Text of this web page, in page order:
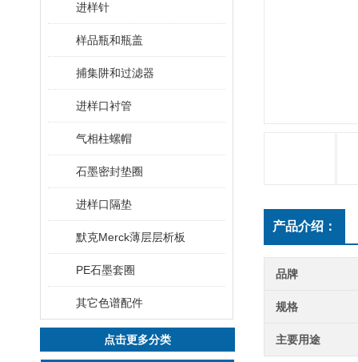
进样针
样品瓶和瓶盖
捕集阱和过滤器
进样口衬管
气相柱螺帽
石墨密封垫圈
进样口隔垫
默克Merck薄层层析板
PE石墨套圈
其它色谱配件
点击更多分类
产品介绍：
品牌
规格
主要用途